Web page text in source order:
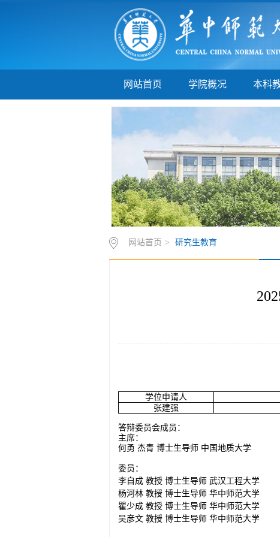
网站首页 学院概况 本科
网站首页 > 研究生教育
学位申请人
张建强
答辩委员会成员：
主席：
何勇 杰青 博士生导师 中国地质大学
委员：
李自成 教授 博士生导师 武汉工程大学
杨河林 教授 博士生导师 华中师范大学
瞿少成 教授 博士生导师 华中师范大学
吴彦文 教授 博士生导师 华中师范大学